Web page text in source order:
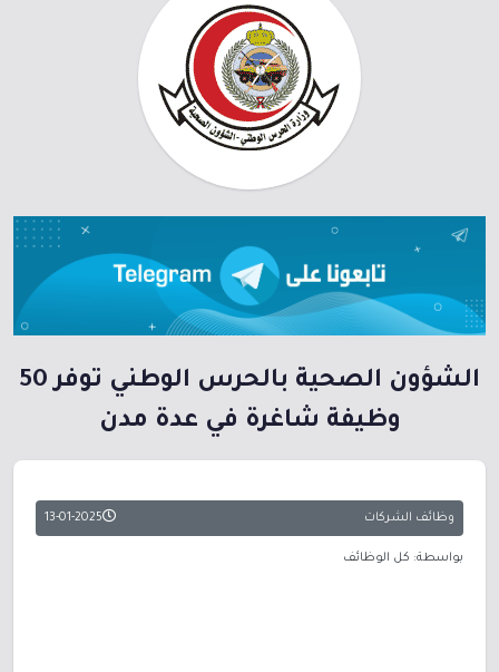
الشؤون الصحية بالحرس الوطني توفر 50
وظيفة شاغرة في عدة مدن
وظائف الشركات 13-01-2025
بواسطة: كل الوظائف